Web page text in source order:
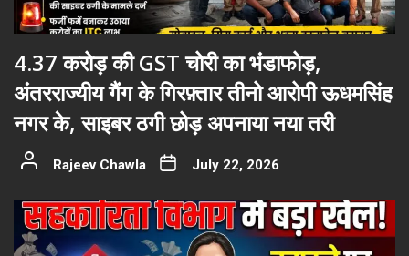
4.37 करोड़ की GST चोरी का भंडाफोड़,
अंतरराज्यीय गैंग के गिरफ़्तार तीनो आरोपी ऊधमसिंह
नगर के, साइबर ठगी छोड़ अपनाया नया तरी
Rajeev Chawla July 22, 2026